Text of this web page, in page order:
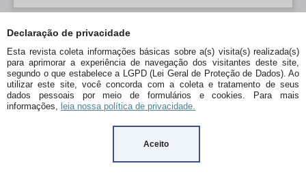
Declaração de privacidade
Esta revista coleta informações básicas sobre a(s) visita(s) realizada(s)
para aprimorar a experiência de navegação dos visitantes deste site,
segundo o que estabelece a LGPD (Lei Geral de Proteção de Dados). Ao
utilizar este site, você concorda com a coleta e tratamento de seus
dados pessoais por meio de formulários e cookies. Para mais
informações, leia nossa política de privacidade.
Aceito